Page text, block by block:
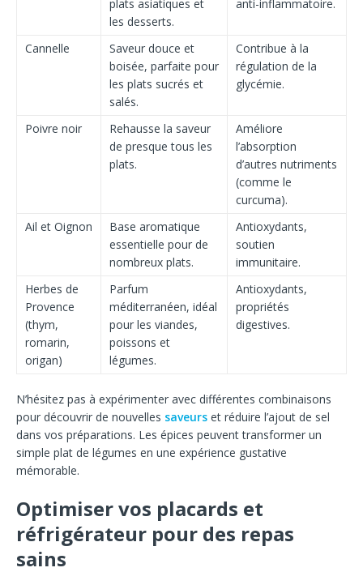
plats asiatiques et
les desserts.
anti-inflammatoire.
Cannelle
Saveur douce et
boisée, parfaite pour
les plats sucrés et
salés.
Contribue à la
régulation de la
glycémie.
Poivre noir
Rehausse la saveur
de presque tous les
plats.
Améliore
l’absorption
d’autres nutriments
(comme le
curcuma).
Ail et Oignon
Base aromatique
essentielle pour de
nombreux plats.
Antioxydants,
soutien
immunitaire.
Herbes de
Provence
(thym,
romarin,
origan)
Parfum
méditerranéen, idéal
pour les viandes,
poissons et
légumes.
Antioxydants,
propriétés
digestives.
N’hésitez pas à expérimenter avec différentes combinaisons
pour découvrir de nouvelles saveurs et réduire l’ajout de sel
dans vos préparations. Les épices peuvent transformer un
simple plat de légumes en une expérience gustative
mémorable.
Optimiser vos placards et
réfrigérateur pour des repas
sains